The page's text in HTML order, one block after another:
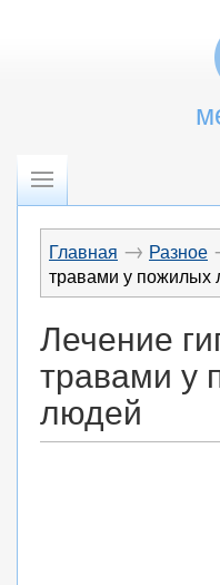
Главная → Разное
травами у пожилых
Лечение
травами у
людей